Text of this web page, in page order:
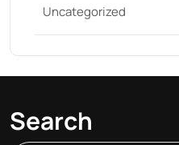
Uncategorized
Search